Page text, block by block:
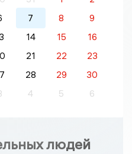
7 8
9
14 15
16
21 22
23
28 29
30
4 5 6
людей